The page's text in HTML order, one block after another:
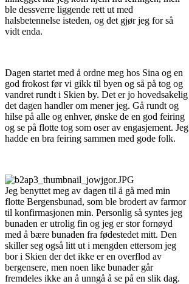
ble dessverre liggende rett ut med
halsbetennelse isteden, og det gjør jeg for så
vidt enda.
Dagen startet med å ordne meg hos Sina og en
god frokost før vi gikk til byen og så på tog og
vandret rundt i Skien by. Det er jo hovedsakelig
det dagen handler om mener jeg. Gå rundt og
hilse på alle og enhver, ønske de en god feiring
og se på flotte tog som oser av engasjement. Jeg
hadde en bra feiring sammen med gode folk.
Jeg benyttet meg av dagen til å gå med min
flotte Bergensbunad, som ble brodert av farmor
til konfirmasjonen min. Personlig så syntes jeg
bunaden er utrolig fin og jeg er stor fornøyd
med å bære bunaden fra fødestedet mitt. Den
skiller seg også litt ut i mengden ettersom jeg
bor i Skien der det ikke er en overflod av
bergensere, men noen like bunader går
fremdeles ikke an å unngå å se på en slik dag.